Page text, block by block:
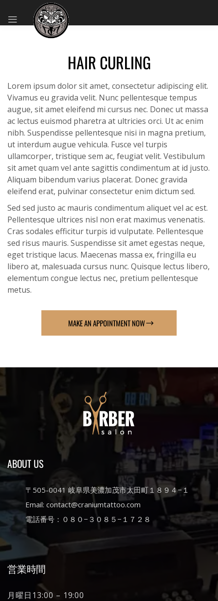
HAIR CURLING
Lorem ipsum dolor sit amet, consectetur adipiscing elit.
Vivamus eu gravida velit. Nunc pellentesque tempus
augue, sit amet eleifend mi cursus nec. Donec ut massa
ac lectus euismod pharetra at ultricies orci. Ut ac enim
nibh. Suspendisse pellentesque nisi in magna pretium,
ut interdum augue vehicula. Fusce vel turpis
ullamcorper, tristique sem ac, feugiat velit. Vestibulum
sit amet quam vel ante sagittis condimentum at id justo.
Aliquam bibendum varius placerat. Donec gravida
eleifend erat, pulvinar consectetur enim dictum sed.
Sed sed justo ac mauris condimentum aliquet vel ac est.
Pellentesque ultrices nisl non erat maximus venenatis.
Cras sodales efficitur turpis id vulputate. Pellentesque
sed risus mauris. Suspendisse sit amet egestas neque,
eget tristique lacus. Maecenas massa ex, fringilla eu
libero at, malesuada cursus nunc. Quisque lectus libero,
elementum congue lectus nec, pretium pellentesque
metus.
MAKE AN APPOINTMENT NOW
ABOUT US
〒505-0041 岐阜県美濃加茂市太田町１８９４−１
Email: contact@craniumtattoo.com
電話番号：０８０−３０８５−１７２８
営業時間
月曜日13:00 – 19:00